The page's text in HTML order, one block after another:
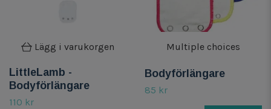
Lägg i varukorgen
LittleLamb -
Bodyförlängare
110 kr
Multiple choices
Bodyförlängare
85 kr